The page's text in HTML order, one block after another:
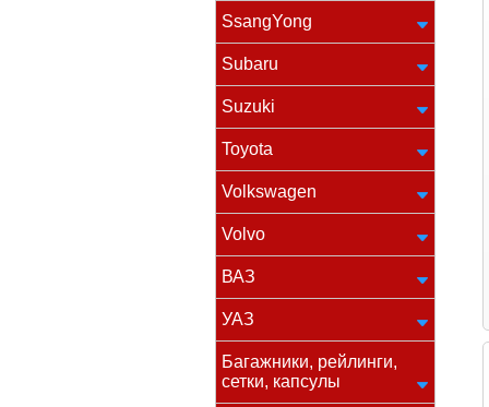
SsangYong
Subaru
Suzuki
Toyota
Volkswagen
Volvo
ВАЗ
УАЗ
Багажники, рейлинги,
сетки, капсулы